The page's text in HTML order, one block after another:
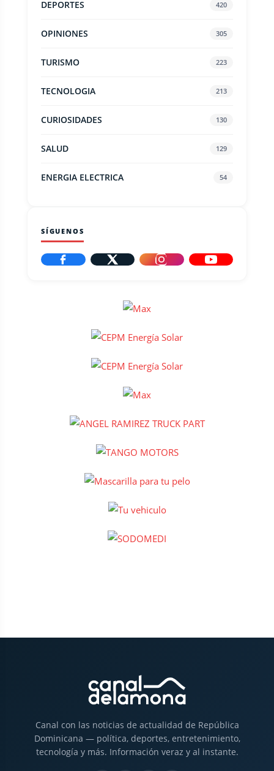
DEPORTES 420
OPINIONES 305
TURISMO 223
TECNOLOGIA 213
CURIOSIDADES 130
SALUD 129
ENERGIA ELECTRICA 54
SÍGUENOS
Canal con las noticias de actualidad de República
Dominicana — política, deportes, entretenimiento,
tecnología y más. Información veraz y al instante.